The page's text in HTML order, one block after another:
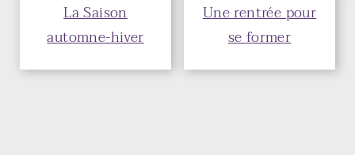
La Saison
automne-hiver
Une rentrée pour
se former